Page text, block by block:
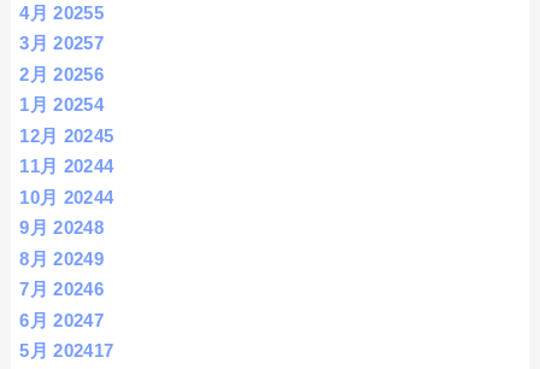
4月 20255
3月 20257
2月 20256
1月 20254
12月 20245
11月 20244
10月 20244
9月 20248
8月 20249
7月 20246
6月 20247
5月 202417